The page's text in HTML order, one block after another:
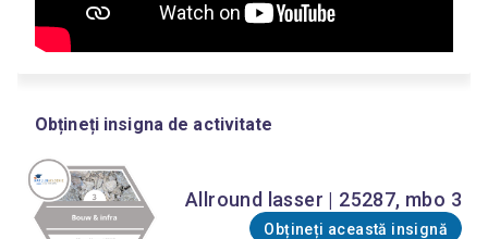
Obțineți insigna de activitate
Allround lasser | 25287, mbo 3
Obțineți această insignă